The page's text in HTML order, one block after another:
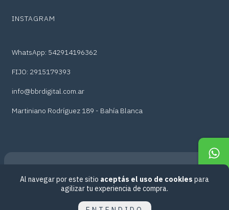
Al navegar por este sitio aceptás el uso de cookies para
agilizar tu experiencia de compra.
INSTAGRAM
WhatsApp: 542914196362
FIJO: 2915179393
info@bbrdigital.com.ar
Martiniano Rodríguez 189 - Bahía Blanca
Copyright BBr Digital - 2026. Todos los derechos reservados.